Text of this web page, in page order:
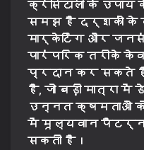
क्रेसिटाली के
समझ है दर्शकों के
मार्केटिंग और
पारंपरिक तरीके
प्रदान कर सकते हैं।
है, जो बड़ी मात्रा में
उन्नत क्षमताओं को
में मूल्यवान पैटर्न
सकती है।